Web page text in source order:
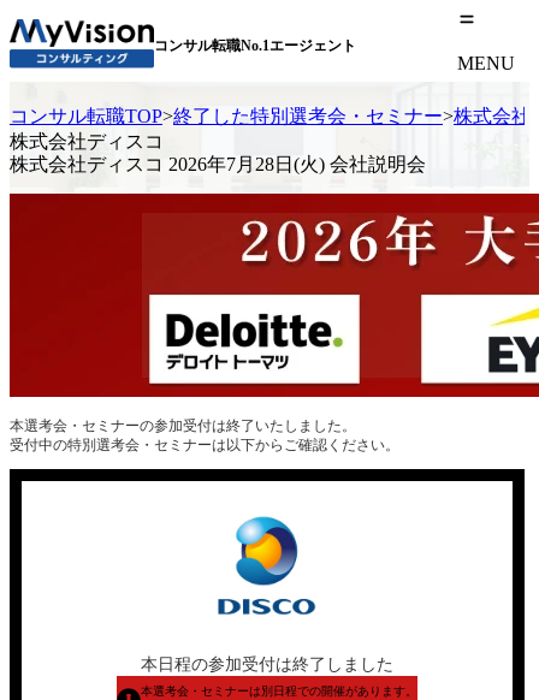
コンサル転職No.1エージェント
MENU
コンサル転職TOP>終了した特別選考会・セミナー>株式会社
株式会社ディスコ
株式会社ディスコ 2026年7月28日(火) 会社説明会
本選考会・セミナーの参加受付は終了いたしました。
受付中の特別選考会・セミナーは以下からご確認ください。
本日程の参加受付は終了しました
本選考会・セミナーは別日程での開催があります。